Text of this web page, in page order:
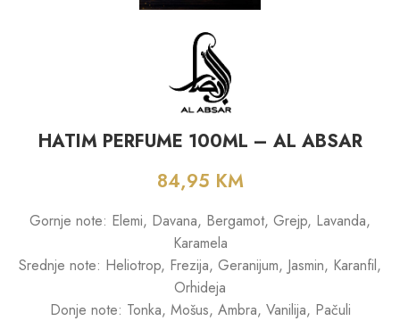
HATIM PERFUME 100ML – AL ABSAR
84,95 KM
Gornje note: Elemi, Davana, Bergamot, Grejp, Lavanda,
Karamela
Srednje note: Heliotrop, Frezija, Geranijum, Jasmin, Karanfil,
Orhideja
Donje note: Tonka, Mošus, Ambra, Vanilija, Pačuli